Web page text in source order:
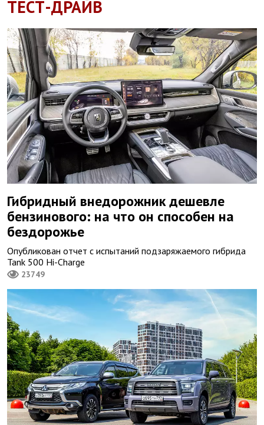
ТЕСТ-ДРАЙВ
Гибридный внедорожник дешевле
бензинового: на что он способен на
бездорожье
Опубликован отчет с испытаний подзаряжаемого гибрида
Tank 500 Hi-Charge
23749